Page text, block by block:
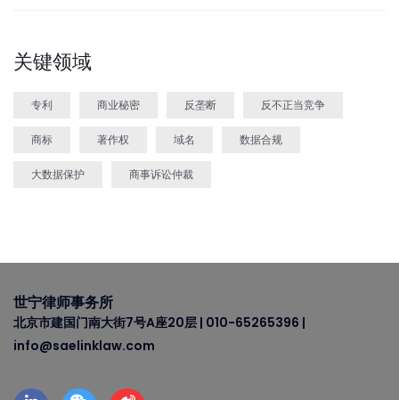
关键领域
专利 商业秘密 反垄断 反不正当竞争
商标 著作权 域名 数据合规
大数据保护 商事诉讼仲裁
世宁律师事务所
北京市建国门南大街7号A座20层 | 010-65265396 |
info@saelinklaw.com